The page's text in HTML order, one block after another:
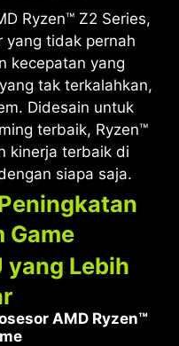
Ryzen™ Z2 Series,
yang tidak pernah
kecepatan yang
tak terkalahkan,
Didesain untuk
terbaik, Ryzen™
kinerja terbaik di
siapa saja.
Game
yang Lebih
AMD Ryzen™